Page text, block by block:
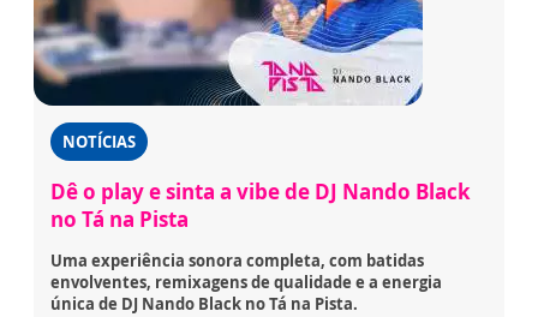
NOTÍCIAS
Dê o play e sinta a vibe de DJ Nando Black
no Tá na Pista
Uma experiência sonora completa, com batidas
envolventes, remixagens de qualidade e a energia
única de DJ Nando Black no Tá na Pista.